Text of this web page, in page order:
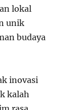
lokal
unik
budaya
inovasi
kalah